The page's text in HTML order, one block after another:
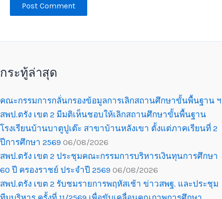
กระทู้ล่าสุด
คณะกรรมการกลั่นกรองข้อมูลการเลิกสถานศึกษาขั้นพื้นฐาน ฯ
สพป.ตรัง เขต 2 มีมติเห็นชอบให้เลิกสถานศึกษาขั้นพื้นฐาน
โรงเรียนบ้านบาตูปูเต๊ะ สาขาบ้านหลังเขา ตั้งแต่ภาคเรียนที่ 2
ปีการศึกษา 2569 06/08/2026
สพป.ตรัง เขต 2 ประชุมคณะกรรมการบริหารเงินทุนการศึกษา
60 ปี ครองราชย์ ประจำปี 2569 06/08/2026
สพป.ตรัง เขต 2 รับชมรายการพฤหัสเช้า ข่าวสพฐ. และประชุม